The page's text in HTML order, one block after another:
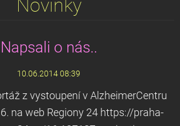
Novinky
Napsali o nás..
10.06.2014 08:39
z vystoupení v AlzheimerCentru
na web Regiony 24 https://praha-